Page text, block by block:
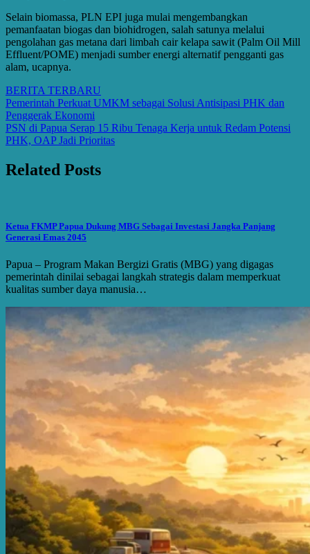
Selain biomassa, PLN EPI juga mulai mengembangkan
pemanfaatan biogas dan biohidrogen, salah satunya melalui
pengolahan gas metana dari limbah cair kelapa sawit (Palm Oil Mill
Effluent/POME) menjadi sumber energi alternatif pengganti gas
alam, ucapnya.
BERITA TERBARU
Post
navigation
Pemerintah Perkuat UMKM sebagai Solusi Antisipasi PHK dan
Penggerak Ekonomi
PSN di Papua Serap 15 Ribu Tenaga Kerja untuk Redam Potensi
PHK, OAP Jadi Prioritas
Related Posts
Ketua FKMP Papua Dukung MBG Sebagai Investasi Jangka Panjang
Generasi Emas 2045
Papua – Program Makan Bergizi Gratis (MBG) yang digagas
pemerintah dinilai sebagai langkah strategis dalam memperkuat
kualitas sumber daya manusia…